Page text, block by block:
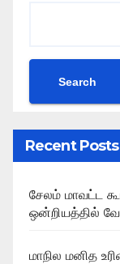
Search
Recent Posts
சேலம் மாவட்ட
ஒன்றியத்தில்
மாநில மனித